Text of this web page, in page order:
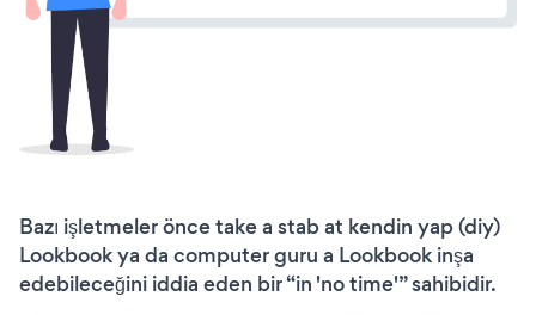
Bazı işletmeler önce take a stab at kendin yap (diy)
Lookbook ya da computer guru a Lookbook inşa
edebileceğini iddia eden bir “in 'no time'” sahibidir.